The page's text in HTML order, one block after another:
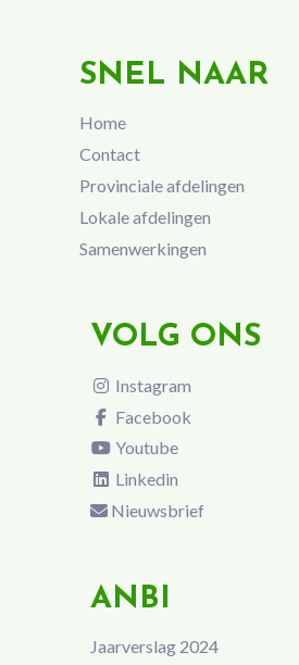
SNEL NAAR
Home
Contact
Provinciale afdelingen
Lokale afdelingen
Samenwerkingen
VOLG ONS
Instagram
Facebook
Youtube
Linkedin
Nieuwsbrief
ANBI
Jaarverslag 2024